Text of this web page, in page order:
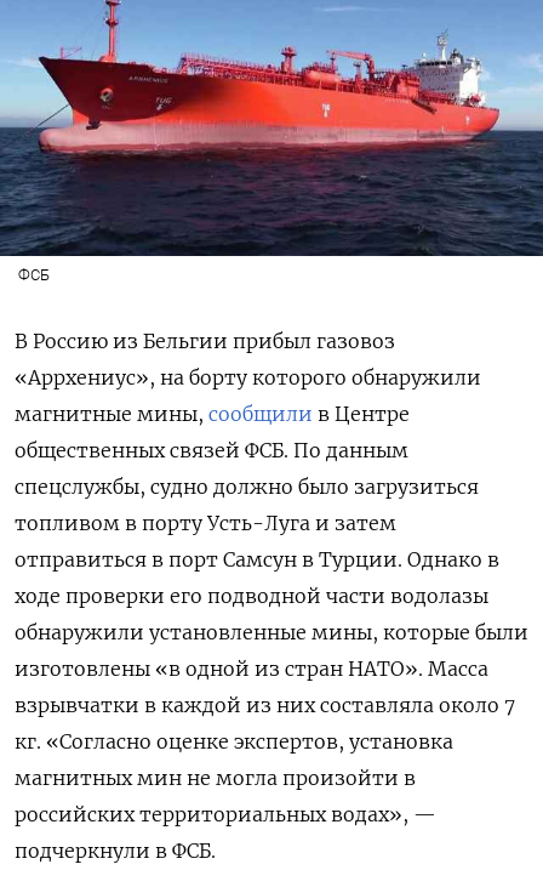
ФСБ
В Россию из Бельгии прибыл газовоз
«Аррхениус», на борту которого обнаружили
магнитные мины, сообщили в Центре
общественных связей ФСБ. По данным
спецслужбы, судно должно было загрузиться
топливом в порту Усть-Луга и затем
отправиться в порт Самсун в Турции. Однако в
ходе проверки его подводной части водолазы
обнаружили установленные мины, которые были
изготовлены «в одной из стран НАТО». Масса
взрывчатки в каждой из них составляла около 7
кг. «Согласно оценке экспертов, установка
магнитных мин не могла произойти в
российских территориальных водах», —
подчеркнули в ФСБ.